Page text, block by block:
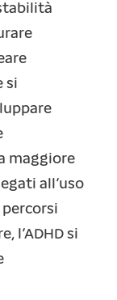
si
maggiore
all’uso
l’ADHD si